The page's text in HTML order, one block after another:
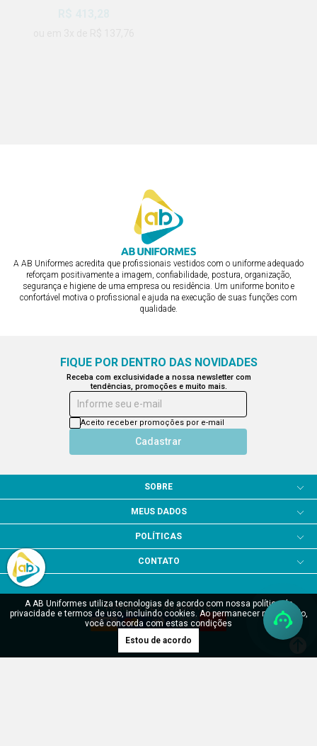
A AB Uniformes acredita que profissionais vestidos com o uniforme adequado
reforçam positivamente a imagem, confiabilidade, postura, organização,
segurança e higiene de uma empresa ou residência. Um uniforme bonito e
confortável motiva o profissional e ajuda na execução de suas funções com
qualidade.
FIQUE POR DENTRO DAS NOVIDADES
Receba com exclusividade a nossa newsletter com
tendências, promoções e muito mais.
Informe seu e-mail
Cadastrar
Aceito receber promoções por e-mail
SOBRE
MEUS DADOS
POLÍTICAS
CONTATO
FORMAS DE PAGAMENTO
A AB Uniformes utiliza tecnologias de acordo com nossa política de
privacidade e termos de uso, incluindo cookies. Ao permanecer navegando,
você concorda com estas condições
Estou de acordo